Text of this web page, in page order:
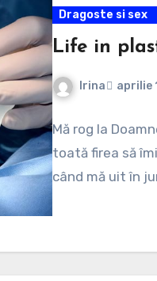
Dragoste si sex
Life in
Irina aprilie
Mă rog la
toată firea să
când mă uit în